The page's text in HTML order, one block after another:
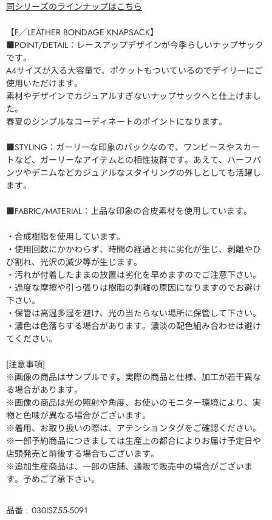
同シリーズのラインナップはこちら
【F／LEATHER BONDAGE KNAPSACK】
■POINT/DETAIL：レースアップデザインが今季らしいナップサック
です。
A4サイズが入る大容量で、ポケットもついているのでデイリーにご
使用いただけます。
素材やデザインでカジュアルすぎないナップサックへと仕上げまし
た。
春夏のシンプルなコーディネートのポイントになります。
■STYLING：ガーリーな印象のバックなので、ワンピースやスカー
トなど、ガーリーなアイテムとの相性抜群です。あえて、ハーフパ
ンツやデニムなどカジュアルなスタイリングの外しとしても活躍し
ます。
■FABRIC/MATERIAL：上品な印象の合皮素材を使用しています。
・合成樹脂を使用しています。
・使用回数にかかわらず、時間の経過と共に劣化が生じ、剥離やひ
び割れ、光沢の減少等が生じます。
・汚れが付着したままの放置は劣化を早めますのでご注意下さい。
・過度な摩擦や引っ張りは樹脂の剥離の原因になりますのでお避け
下さい。
・保管は高温多湿を避け、光の当たらない場所に保管して下さい。
・濃色は色落ちする場合があります。濃淡の配色組み合わせは避け
てください。
[注意事項]
※画像の商品はサンプルです。実際の商品と仕様、加工が若干異な
る場合があります。
※画像の商品は光の照射や角度、お使いのモニター環境により、実
物と色味が異なる場合がございます。
※着用、お取り扱いの際は、アテンションタグをご確認ください。
※一部予約商品につきましては生産上の都合によりお届け予定日や
店頭発売と前後する場合もございます。
※追加生産商品は、一部の店舗、通販で販売中の場合がございま
す。予めご了承下さい。
品番
030ISZ55-5091